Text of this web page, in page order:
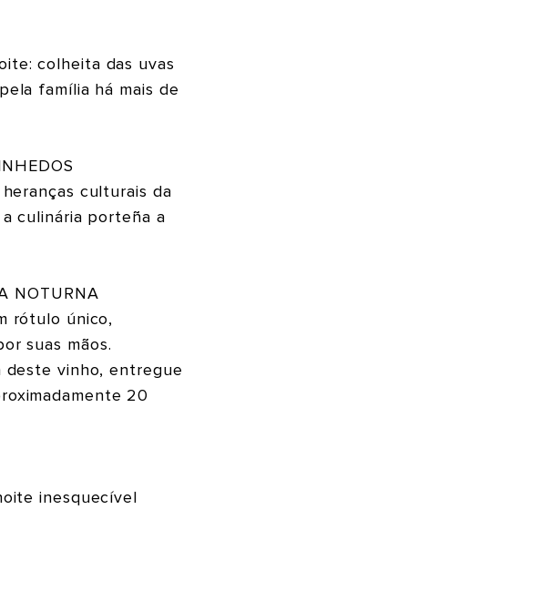
colheita das uvas
família há mais de
culturais da
culinária porteña a
NOTURNA
rótulo único,
suas mãos.
deste vinho, entregue
20
inesquecível